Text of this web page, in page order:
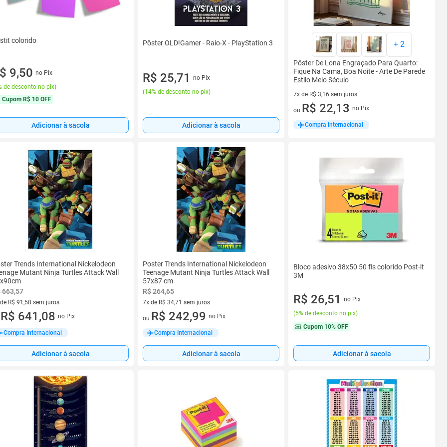
colorido
9,50 no Pix
de desconto no pix)
Cupom R$ 10 OFF
Adicionar à sacola
Pôster OLD!Gamer - Raio-X - PlayStation 3
R$ 25,71
no Pix
(14% de desconto no pix)
Adicionar à sacola
+ 2
Pôster De Lona Engraçado Para Quarto:
Fique Na Cama, Boa Noite - Arte De Parede
Estilo Meio Século
7x de R$ 3,16 sem juros
7 vez de R$ 3,16 sem juros
ou R$ 22,13 no Pix
Compra Internacional
Trends International Nickelodeon
Mutant Ninja Turtles Attack Wall
663,57
R$ 91,58 sem juros
de R$ 91,58 sem juros
R$ 641,08 no Pix
Compra Internacional
Adicionar à sacola
Poster Trends International Nickelodeon
Teenage Mutant Ninja Turtles Attack Wall
57x87 cm
R$ 264,65
7x de R$ 34,71 sem juros
7 vez de R$ 34,71 sem juros
ou R$ 242,99 no Pix
Compra Internacional
Adicionar à sacola
Bloco adesivo 38x50 50 fls colorido Post-it
3M
R$ 26,51
no Pix
(5% de desconto no pix)
Cupom 10% OFF
Adicionar à sacola